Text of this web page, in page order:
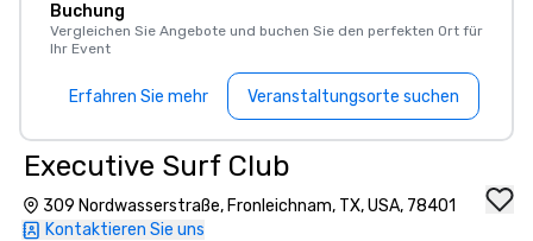
Buchung
Vergleichen Sie Angebote und buchen Sie den perfekten Ort für
Ihr Event
Erfahren Sie mehr Veranstaltungsorte suchen
Executive Surf Club
309 Nordwasserstraße, Fronleichnam, TX, USA, 78401
Kontaktieren Sie uns